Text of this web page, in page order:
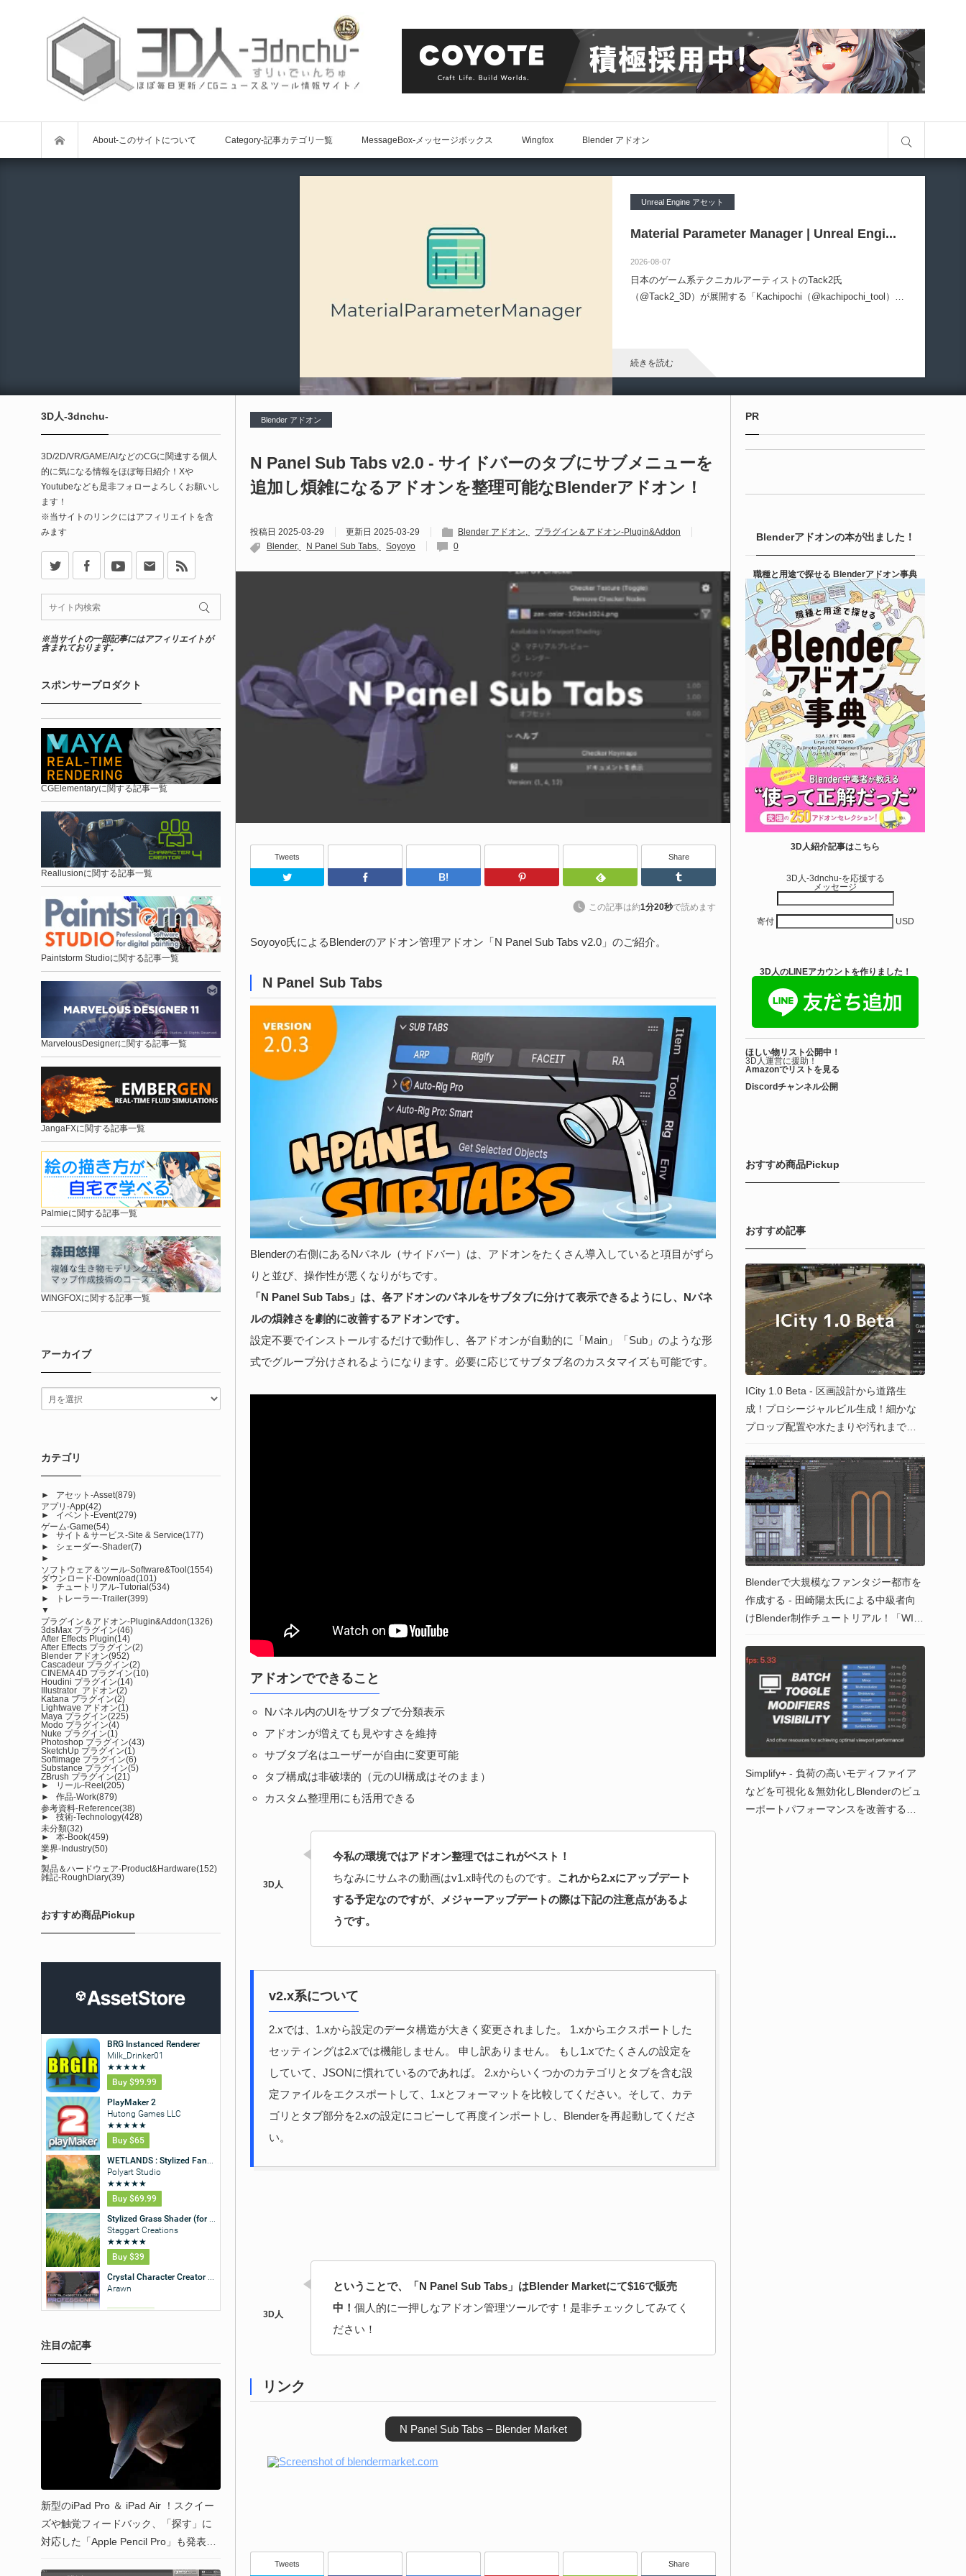
About-このサイトについて Category-記事カテゴリ一覧 MessageBox-メッセージボックス Wingfox Blender アドオン
Unreal Engine アセット
Material Parameter Manager | Unreal Engi...
2026-08-07
日本のゲーム系テクニカルアーティストのTack2氏
（@Tack2_3D）が展開する「Kachipochi（@kachipochi_tool）」
ルです。
続きを読む
Pipe It | 直感的にパイプ形状を構築出来るUnre
al Engine 5...
2026-08-05
れました！
Unreal Engine アセット
Directive Utilities | ブループリントライブラリ
2026-08-03
Unreal Directiveによる「Directive Utilities」はブループリントライ
ブラリやエディタスクリプト API の機能不足を補うオープンソー
スの Unreal Engine プラグインです。FabとGithub上で無料公開さ
れています！
続きを読む
わせて作れる | ktk.kum...
2026-08-03
ktk.kumamoto氏によるUnity向けエフェクト教本「Unityエフェク
トレシピブック パーツを組み合わせて作れる」が2026年7月13日
に翔泳社から発売されています！
アセット-Asset
SiroinoSotai | 完全無料＆CC0 で商用利用OK
なVRChat向け...
2026-08-02
アバターモデラーの しろいの氏（@SiroinoWorks）が以前から進
捗共有を行っていた素体モデル「SironoSotai」をリリースしまし
た！
続きを読む
Blender アドオン
N Panel Sub Tabs v2.0 - サイドバーのタブにサブメニューを
追加し煩雑になるアドオンを整理可能なBlenderアドオン！
投稿日 2025-03-29 更新日 2025-03-29 Blender アドオン
プラグイン＆アドオン-Plugin&Addon
Blender
N Panel Sub Tabs Soyoyo 0
Tweets
Twitter Facebook はてなブックマークPinterest Feedly
Share
この記事は約1分20秒で読めます
Soyoyo氏によるBlenderのアドオン管理アドオン「N Panel Sub Tabs v2.0」のご紹介。
N Panel Sub Tabs
Blenderの右側にあるNパネル（サイドバー）は、アドオンをたくさん導入していると項目がずら
りと並び、操作性が悪くなりがちです。
「N Panel Sub Tabs」は、各アドオンのパネルをサブタブに分けて表示できるようにし、Nパネ
ルの煩雑さを劇的に改善するアドオンです。
設定不要でインストールするだけで動作し、各アドオンが自動的に「Main」「Sub」のような形
式でグループ分けされるようになります。必要に応じてサブタブ名のカスタマイズも可能です。
アドオンでできること
Nパネル内のUIをサブタブで分類表示
アドオンが増えても見やすさを維持
サブタブ名はユーザーが自由に変更可能
タブ構成は非破壊的（元のUI構成はそのまま）
カスタム整理用にも活用できる
今私の環境ではアドオン整理ではこれがベスト！
ちなみにサムネの動画はv1.x時代のものです。 これから2.xにアップデート
する予定なのですが、メジャーアップデートの際は下記の注意点があるよ
うです。
v2.x系について
2.xでは、1.xから設定のデータ構造が大きく変更されました。 1.xからエクスポートした
セッティングは2.xでは機能しません。 申し訳ありません。 もし1.xでたくさんの設定を
していて、JSONに慣れているのであれば。 2.xからいくつかのカテゴリとタブを含む設
定ファイルをエクスポートして、1.xとフォーマットを比較してください。そして、カテ
ゴリとタブ部分を2.xの設定にコピーして再度インポートし、Blenderを再起動してくださ
い。
ということで、「N Panel Sub Tabs」はBlender Marketにて$16で販売
中！ 個人的に一押しなアドオン管理ツールです！是非チェックしてみてく
ださい！
リンク
N Panel Sub Tabs – Blender Market
Tweets Share
3D人-3dnchu-
3D/2D/VR/GAME/AIなどのCGに関連する個人
的に気になる情報をほぼ毎日紹介！Xや
Youtubeなども是非フォローよろしくお願いし
ます！
※当サイトのリンクにはアフィリエイトを含
みます
※当サイトの一部記事にはアフィリエイトが
含まれております。
スポンサープロダクト
CGElementaryに関する記事一覧
Reallusionに関する記事一覧
Paintstorm Studioに関する記事一覧
MarvelousDesignerに関する記事一覧
JangaFXに関する記事一覧
Palmieに関する記事一覧
WINGFOXに関する記事一覧
アーカイブ
カテゴリ
► アセット-Asset(879)
アプリ-App(42)
►
イベント-Event(279)
ゲーム-Game(54)
►
サイト＆サービス-Site & Service(177)
►
シェーダー-Shader(7)
►
ソフトウェア＆ツール-Software&Tool(1554)
ダウンロード-Download(101)
►
チュートリアル-Tutorial(534)
►
トレーラー-Trailer(399)
▼
プラグイン＆アドオン-Plugin&Addon(1326)
3dsMax プラグイン(46)
After Effects Plugin(14)
After Effects プラグイン(2)
Blender アドオン(952)
Cascadeur プラグイン(2)
CINEMA 4D プラグイン(10)
Houdini プラグイン(14)
Illustrator_アドオン(2)
Katana プラグイン(2)
Lightwave アドオン(1)
Maya プラグイン(225)
Modo プラグイン(4)
Nuke プラグイン(1)
Photoshop プラグイン(43)
SketchUp プラグイン(1)
Softimage プラグイン(6)
Substance プラグイン(5)
ZBrush プラグイン(21)
►
リール-Reel(205)
►
作品-Work(879)
参考資料-Reference(38)
►
技術-Technology(428)
未分類(32)
►
本-Book(459)
業界-Industry(50)
►
製品＆ハードウェア-Product&Hardware(152)
雑記-RoughDiary(39)
おすすめ商品Pickup
注目の記事
新型のiPad Pro ＆ iPad Air ！スクイー
ズや触覚フィードバック、「探す」に
対応した「Apple Pencil Pro」も発表！
PR
Blenderアドオンの本が出ました！
職種と用途で探せる Blenderアドオン事典
3D人紹介記事はこちら
3D人-3dnchu-を応援する
メッセージ
寄付 USD
3D人のLINEアカウントを作りました！
ほしい物リスト公開中！
3D人運営に援助！
Amazonでリストを見る
Discordチャンネル公開
おすすめ商品Pickup
おすすめ記事
ICity 1.0 Beta - 区画設計から道路生
成！プロシージャルビル生成！細かな
プロップ配置や水たまりや汚れまでカ
ン！ベータ版が公開！！
Blenderで大規模なファンタジー都市を
作成する - 田崎陽太氏による中級者向
けBlender制作チュートリアル！「WIN
Simplify+ - 負荷の高いモディファイア
などを可視化＆無効化しBlenderのビュ
ーポートパフォーマンスを改善するア